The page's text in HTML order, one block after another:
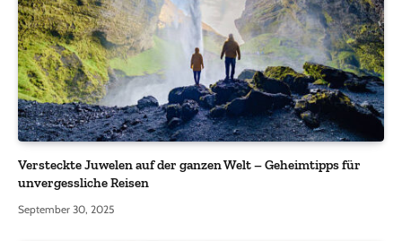
Versteckte Juwelen auf der ganzen Welt – Geheimtipps für
unvergessliche Reisen
September 30, 2025